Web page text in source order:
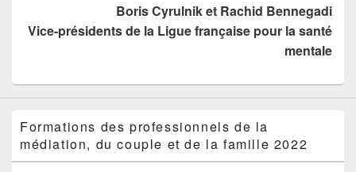
Boris Cyrulnik et Rachid Bennegadi
Vice-présidents de la Ligue française pour la santé
mentale
Formations des professionnels de la
médiation, du couple et de la famille 2022